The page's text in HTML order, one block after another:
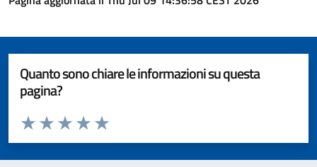
Quanto sono chiare le informazioni su questa
pagina?
Valuta da 1 a 5 stelle la pagina
Valuta 5 stelle su 5
Valuta 4 stelle su 5
Valuta 3 stelle su 5
Valuta 2 stelle su 5
Valuta 1 stelle su 5